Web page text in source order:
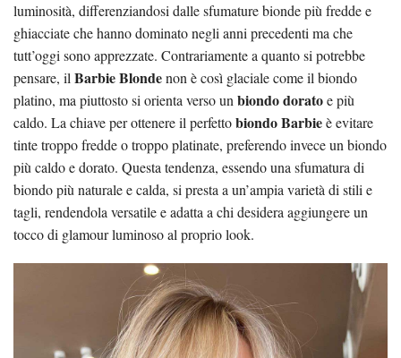
luminosità, differenziandosi dalle sfumature bionde più fredde e
ghiacciate che hanno dominato negli anni precedenti ma che
tutt’oggi sono apprezzate. Contrariamente a quanto si potrebbe
pensare, il Barbie Blondenon è così glaciale come il biondo
platino, ma piuttosto si orienta verso un biondo doratoe più
caldo. La chiave per ottenere il perfettobiondo Barbieè evitare
tinte troppo fredde o troppo platinate, preferendo invece un biondo
più caldo e dorato. Questa tendenza, essendo una sfumatura di
biondo più naturale e calda, si presta a un’ampia varietà di stili e
tagli, rendendola versatile e adatta a chi desidera aggiungere un
tocco di glamour luminoso al proprio look​.